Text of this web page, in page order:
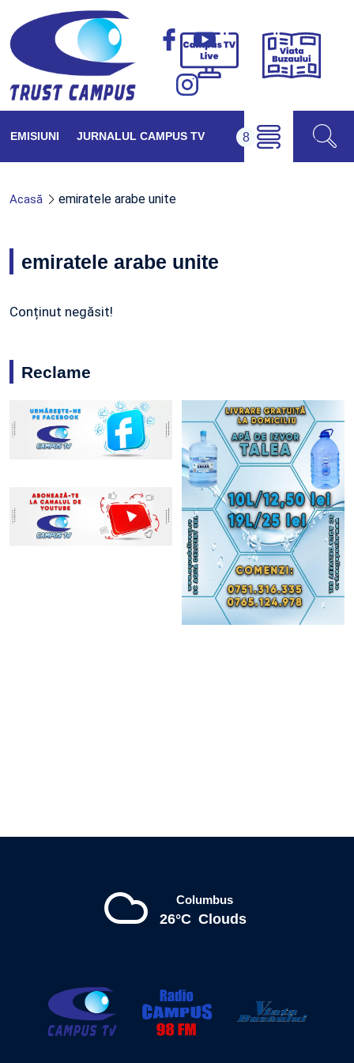
Campus
Viața
EMISIUNI JURNALUL CAMPUS TV
Acasă emiratele arabe unite
emiratele arabe unite
Conținut negăsit!
Reclame
Columbus
26°C Clouds